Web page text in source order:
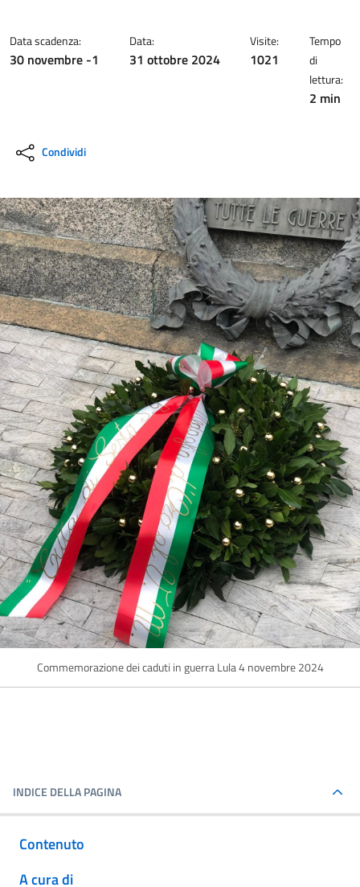
Data scadenza:
30 novembre -1
Data:
31 ottobre 2024
Visite:
1021
Tempo
di
lettura:
2 min
Condividi
Commemorazione dei caduti in guerra Lula 4 novembre 2024
INDICE DELLA PAGINA
Contenuto
A cura di